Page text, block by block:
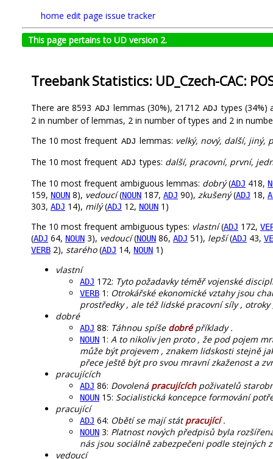
home edit page issue tracker
This page pertains to UD version 2.
Treebank Statistics: UD_Czech-CAC:
There are 8593 ADJ lemmas (30%), 21712 ADJ types (34%)
2 in number of lemmas, 2 in number of types and 2 in
The 10 most frequent ADJ lemmas: velký, nový, další, jiný,
The 10 most frequent ADJ types: další, pracovní, první,
The 10 most frequent ambiguous lemmas: dobrý(ADJ 418,
159, NOUN 8), vedoucí(NOUN 187, ADJ 90), zkušený(ADJ 18,
303, ADJ 14), milý(ADJ 12, NOUN 1)
The 10 most frequent ambiguous types: vlastní(ADJ 172,
(ADJ 64, NOUN 3), vedoucí(NOUN 86, ADJ 51), lepší(ADJ 43,
VERB 2), starého(ADJ 14, NOUN 1)
vlastní
ADJ 172: Tyto požadavky téměř vojenské
VERB 1: Otrokářské ekonomické vztahy jsou
prostředky , ale též lidské pracovní síly ,
dobré
ADJ 88: Táhnou spíše dobrépříklady .
NOUN 1: A to nikoliv jen proto , že pod pojem
může být projevem , znakem lidskosti stejně
přece ještě být pro svou mravní zkaženost a
pracujících
ADJ 86: Dovolená pracujícíchpoživatelů
NOUN 15: Socialistická koncepce formování
pracující
ADJ 64: Obětí se mají státpracující.
NOUN 3: Platnost nových předpisů byla
nás jsou sociálně zabezpečeni podle stejných
vedoucí